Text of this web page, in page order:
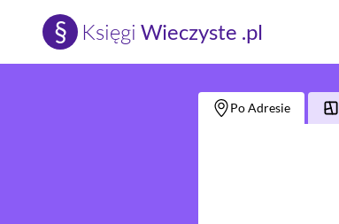
§ Księgi Wieczyste .pl
Po Adresie